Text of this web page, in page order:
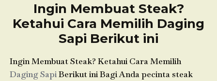
Ingin Membuat Steak?
Ketahui Cara Memilih Daging
Sapi Berikut ini
Ingin Membuat Steak? Ketahui Cara Memilih
Daging SapiBerikut iniBagi Anda pecinta steak